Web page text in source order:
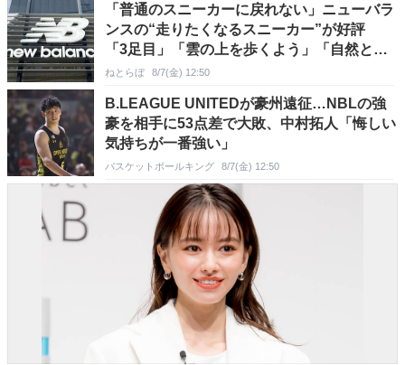
「普通のスニーカーに戻れない」ニューバラ
ンスの“走りたくなるスニーカー”が好評
「3足目」「雲の上を歩くよう」「自然と前
に足が出る」
ねとらぼ 8/7(金) 12:50
B.LEAGUE UNITEDが豪州遠征…NBLの強
豪を相手に53点差で大敗、中村拓人「悔しい
気持ちが一番強い」
バスケットボールキング 8/7(金) 12:50